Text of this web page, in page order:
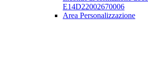
E14D22002670006
Area Personalizzazione